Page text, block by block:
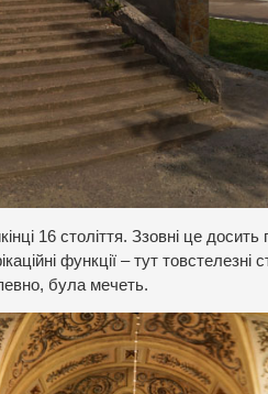
16 століття. Ззовні це
функції – тут товстелезні
була мечеть.